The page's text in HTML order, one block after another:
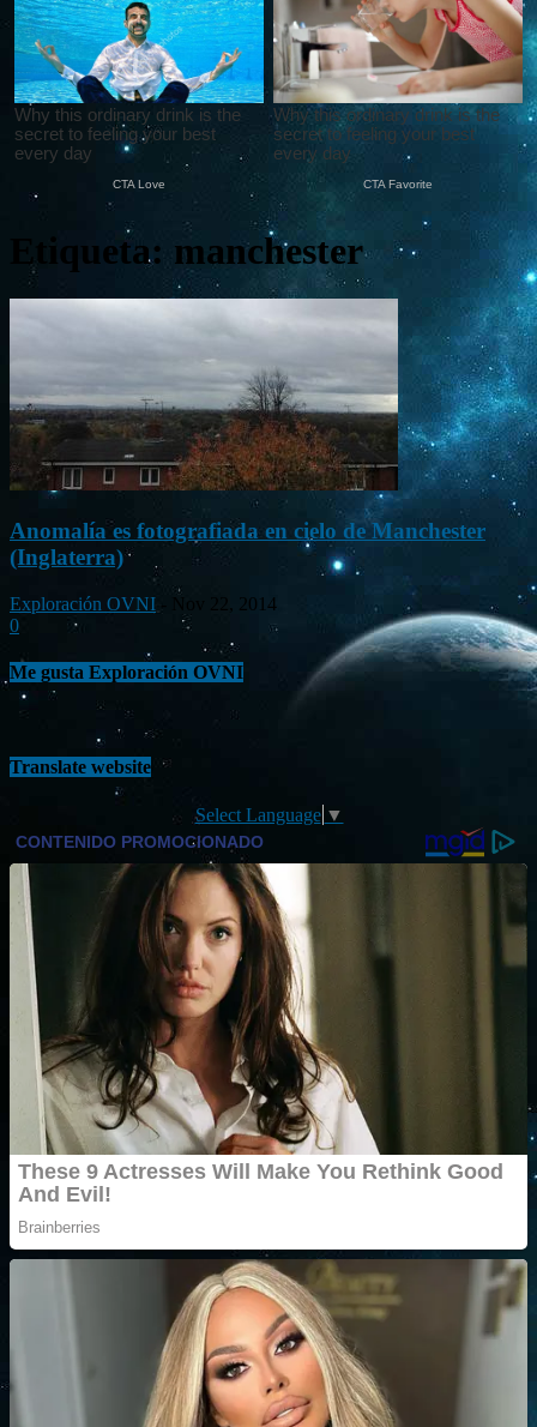
Etiqueta: manchester
Anomalía es fotografiada en cielo de Manchester
(Inglaterra)
Exploración OVNI
Nov 22, 2014
0
Me gusta Exploración OVNI
Translate website
Select Language ▼